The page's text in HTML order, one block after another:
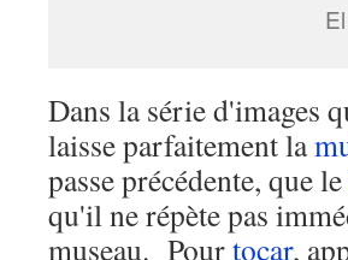
Dans la série d'images
laisse parfaitement la
passe précédente, que le
qu'il ne répète pas
museau. Pourtocar,